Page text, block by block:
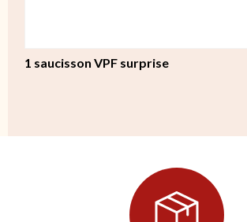
1 saucisson VPF surprise